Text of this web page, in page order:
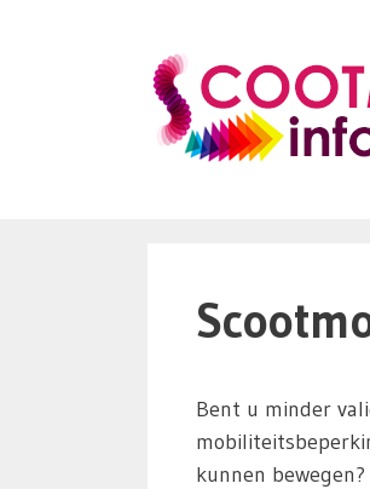
Bent u minder
kunnen